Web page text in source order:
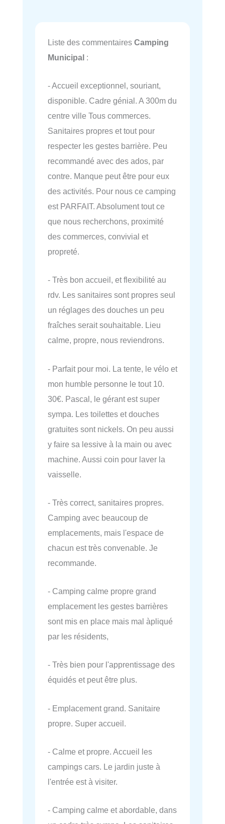
Liste des commentaires Camping
Municipal :
- Accueil exceptionnel, souriant,
disponible. Cadre génial. A 300m du
centre ville Tous commerces.
Sanitaires propres et tout pour
respecter les gestes barrière. Peu
recommandé avec des ados, par
contre. Manque peut être pour eux
des activités. Pour nous ce camping
est PARFAIT. Absolument tout ce
que nous recherchons, proximité
des commerces, convivial et
propreté.
- Très bon accueil, et flexibilité au
rdv. Les sanitaires sont propres seul
un réglages des douches un peu
fraîches serait souhaitable. Lieu
calme, propre, nous reviendrons.
- Parfait pour moi. La tente, le vélo et
mon humble personne le tout 10.
30€. Pascal, le gérant est super
sympa. Les toilettes et douches
gratuites sont nickels. On peu aussi
y faire sa lessive à la main ou avec
machine. Aussi coin pour laver la
vaisselle.
- Très correct, sanitaires propres.
Camping avec beaucoup de
emplacements, mais l'espace de
chacun est très convenable. Je
recommande.
- Camping calme propre grand
emplacement les gestes barrières
sont mis en place mais mal àpliqué
par les résidents,
- Très bien pour l'apprentissage des
équidés et peut être plus.
- Emplacement grand. Sanitaire
propre. Super accueil.
- Calme et propre. Accueil les
campings cars. Le jardin juste à
l'entrée est à visiter.
- Camping calme et abordable, dans